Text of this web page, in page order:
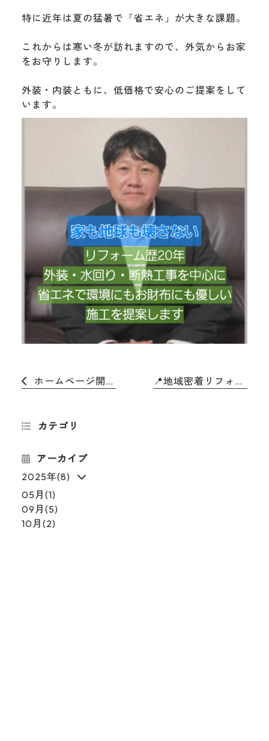
特に近年は夏の猛暑で「省エネ」が大きな課題。
これからは寒い冬が訪れますので、外気からお家
をお守りします。
外装・内装ともに、低価格で安心のご提案をして
います。
ホームページ開設いたしました 📍地域密着リフォーム20年の安心感
カテゴリ
アーカイブ
2025年(8)
05月(1)
09月(5)
10月(2)